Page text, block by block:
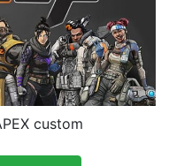
custom